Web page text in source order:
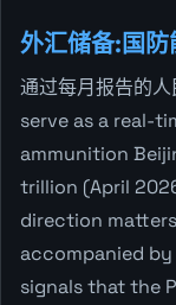
外汇储备:国
通过每月报告的
serve as a real-
ammunition
trillion (April
direction
accompanied
signals that the